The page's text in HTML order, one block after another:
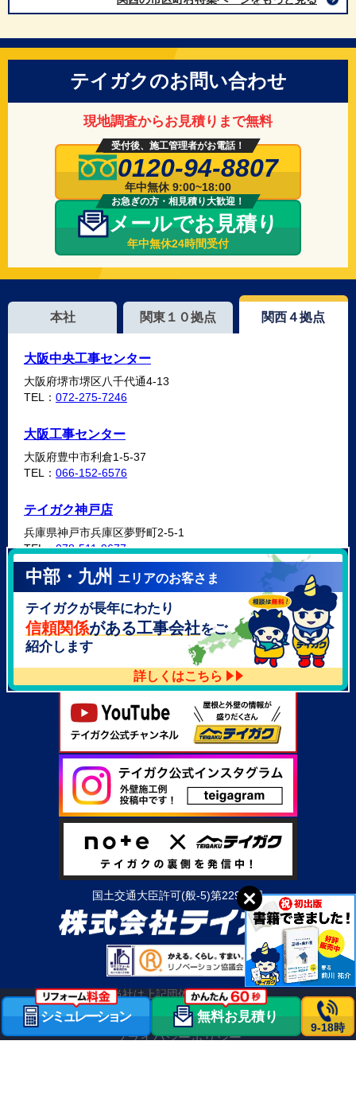
テイガクのお問い合わせ
現地調査からお見積りまで無料
受付後、施工管理者がお電話！
0120-94-8807
年中無休 9:00~18:00
お急ぎの方・相見積り大歓迎！
メールでお見積り
年中無休24時間受付
本社 関東１０拠点 関西４拠点
大阪中央工事センター
大阪府堺市堺区八千代通4-13
TEL： 072-275-7246
大阪工事センター
大阪府豊中市利倉1-5-37
TEL： 066-152-6576
テイガク神戸店
兵庫県神戸市兵庫区夢野町2-5-1
TEL：078-511-9677
テイガク泉北・泉南店
大阪府泉北郡忠岡町高月南3-14
TEL：072-521-2637
中部・九州 エリアのお客さま
テイガクが長年にわたり
信頼関係がある工事会社をご
紹介します
詳しくはこちら
国土交通大臣許可(般-5)第22950号
当社は上記団体の会員です
会社情報 OBのお客様へ 職人募集 求人情報 利用規約
プライバシーポリシー
シミュレーション 無料お見積り
9-18時